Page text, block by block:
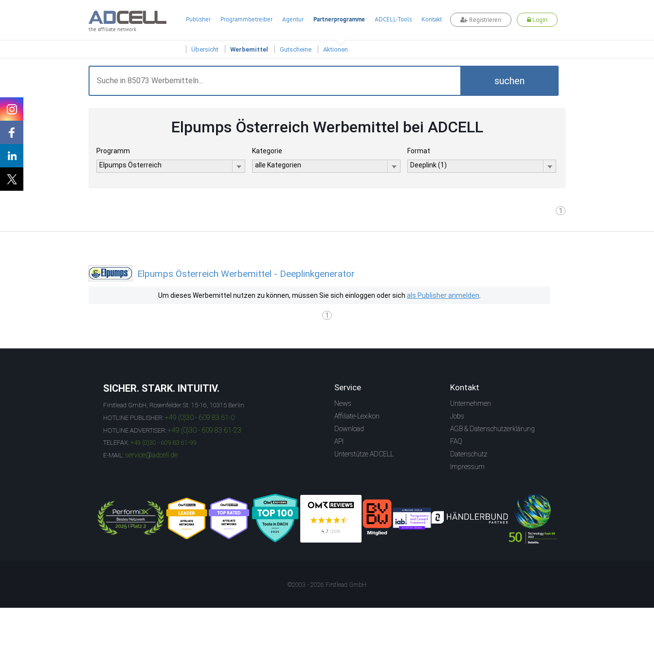
the affiliate network
Publisher Programmbetreiber Agentur Partnerprogramme ADCELL-Tools Kontakt Registrieren Login
Übersicht Werbemittel Gutscheine Aktionen
suchen
Elpumps Österreich Werbemittel bei ADCELL
Programm
Elpumps Österreich
Kategorie
alle Kategorien
Format
Deeplink (1)
1
Elpumps Österreich Werbemittel - Deeplinkgenerator
Um dieses Werbemittel nutzen zu können, müssen Sie sich einloggen oder sich als Publisher anmelden
1
SICHER. STARK. INTUITIV.
Firstlead GmbH, Rosenfelder St. 15-16, 10315 Berlin
HOTLINE PUBLISHER: +49 (0)30 - 609 83 61-0
HOTLINE ADVERTISER: +49 (0)30 - 609 83 61-23
TELEFAX: +49 (0)30 - 609 83 61-99
E-MAIL: service@adcell.de
Service
News
Affiliate-Lexikon
Download
API
Unterstütze ADCELL
Kontakt
Unternehmen
Jobs
AGB & Datenschutzerklärung
FAQ
Datenschutz
Impressum
©2003 - 2026 Firstlead GmbH